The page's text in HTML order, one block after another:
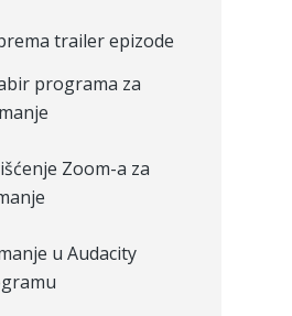
trailer epizode
programa za
Zoom-a za
u Audacity